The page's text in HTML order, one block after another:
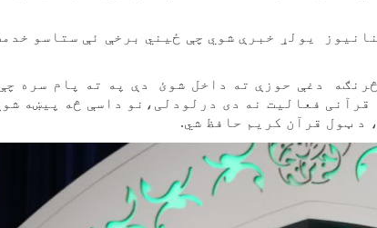
یولړ خبرې شوي چې ځيني برخې ئې ستاسو
دغې حوزې ته داخل شوئ دې په ته پام سره
فعالیت نه دی درلودلی،نو داسې څه پيښه
د ټول قرآن کریم حافظ شي.